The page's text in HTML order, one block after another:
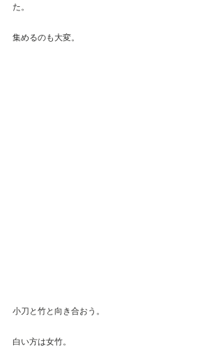
た。
集めるのも大変。
小刀と竹と向き合おう。
白い方は女竹。